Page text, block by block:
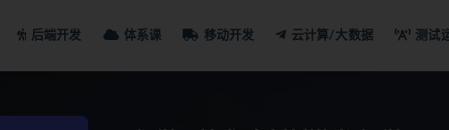
后端开发 体系课 移动开发 云计算/大数据 测试